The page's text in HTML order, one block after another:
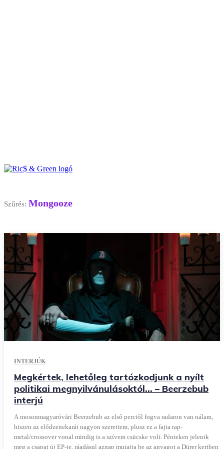
Szűrés: Mongooze
INTERJÚK
Megkértek, lehetőleg tartózkodjunk a nyílt
politikai megnyilvánulásoktól… – Beerzebub
interjú
A mosonmagyaróvári Beerzebub az első perctől fogva radaron van nálam,
hiszen az elődzenekarát nagyon szerettem, plusz ez a fajta rap-
metal/crossover vonal mindig is a szívem csücske volt. Pénteken jelenik
meg a csapat új EP-je, ráadásul aznap mutatja be az anyagot a Dürer kertben